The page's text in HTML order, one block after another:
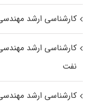
کارشناسی ارشد
کارشناسی ارشد
نفت
کارشناسی ارشد